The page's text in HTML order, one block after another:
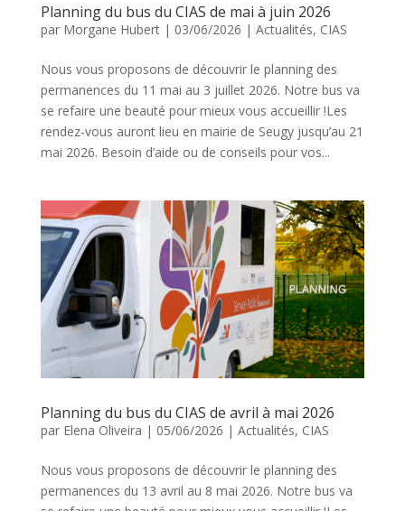
Planning du bus du CIAS de mai à juin 2026
par Morgane Hubert| 03/06/2026 | Actualités, CIAS
Nous vous proposons de découvrir le planning des
permanences du 11 mai au 3 juillet 2026. Notre bus va
se refaire une beauté pour mieux vous accueillir !Les
rendez-vous auront lieu en mairie de Seugy jusqu’au 21
mai 2026. Besoin d’aide ou de conseils pour vos...
Planning du bus du CIAS de avril à mai 2026
par Elena Oliveira | 05/06/2026 | Actualités, CIAS
Nous vous proposons de découvrir le planning des
permanences du 13 avril au 8 mai 2026. Notre bus va